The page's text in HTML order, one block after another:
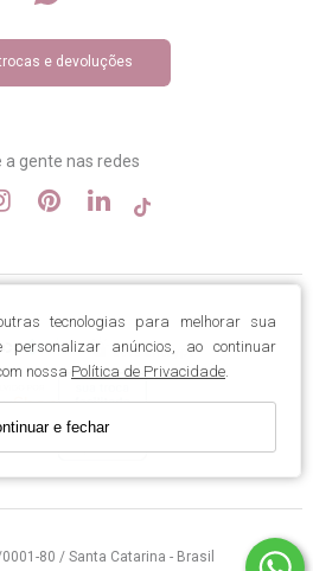
tecnologias para melhorar sua
personalizar anúncios, ao continuar
nossa Política de Privacidade
e fechar
e devoluções
a gente nas redes
80 / Santa Catarina - Brasil